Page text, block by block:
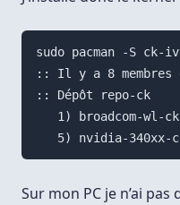
sudo pacman -S ck-
:: Il y a 8 membres
:: Dépôt repo-ck
1) broadcom-wl-
Sur mon PC je n’ai